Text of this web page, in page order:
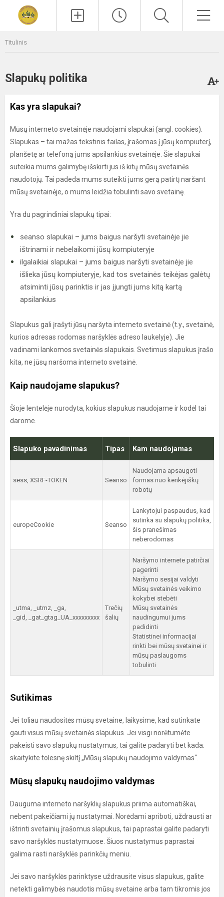
Titulinis
Slapukų politika
Kas yra slapukai?
Mūsų interneto svetainėje naudojami slapukai (angl. cookies).
Slapukas – tai mažas tekstinis failas, įrašomas į jūsų kompiuterį,
planšetę ar telefoną jums apsilankius svetainėje. Šie slapukai
suteikia mums galimybę išskirti jus iš kitų mūsų svetainės
naudotojų. Tai padeda mums suteikti jums gerą patirtį naršant
mūsų svetainėje, o mums leidžia tobulinti savo svetainę.
Yra du pagrindiniai slapukų tipai:
seanso slapukai – jums baigus naršyti svetainėje jie
ištrinami ir nebelaikomi jūsų kompiuteryje
ilgalaikiai slapukai – jums baigus naršyti svetainėje jie
išlieka jūsų kompiuteryje, kad tos svetainės teikėjas galėtų
atsiminti jūsų parinktis ir jas įjungti jums kitą kartą
apsilankius
Slapukus gali įrašyti jūsų naršyta interneto svetainė (t.y., svetainė,
kurios adresas rodomas naršyklės adreso laukelyje). Jie
vadinami lankomos svetainės slapukais. Svetimus slapukus įrašo
kita, ne jūsų naršoma interneto svetainė.
Kaip naudojame slapukus?
Šioje lentelėje nurodyta, kokius slapukus naudojame ir kodėl tai
darome.
Slapuko pavadinimas Tipas Kam naudojamas
sess, XSRF-TOKEN Seanso
Naudojama apsaugoti
formas nuo kenkėjiškų
robotų
europeCookie Seanso
Lankytojui paspaudus, kad
sutinka su slapukų politika,
šis pranešimas
neberodomas
_utma, _utmz, _ga,
_gid, _gat_gtag_UA_xxxxxxxxx
Trečių
šalių
Naršymo internete patirčiai
pagerinti
Naršymo sesijai valdyti
Mūsų svetainės veikimo
kokybei stebėti
Mūsų svetainės
naudingumui jums
padidinti
Statistinei informacijai
rinkti bei mūsų svetainei ir
mūsų paslaugoms
tobulinti
Sutikimas
Jei toliau naudositės mūsų svetaine, laikysime, kad sutinkate
gauti visus mūsų svetainės slapukus. Jei visgi norėtumėte
pakeisti savo slapukų nustatymus, tai galite padaryti bet kada:
skaitykite tolesnę skiltį „Mūsų slapukų naudojimo valdymas“.
Mūsų slapukų naudojimo valdymas
Dauguma interneto naršyklių slapukus priima automatiškai,
nebent pakeičiami jų nustatymai. Norėdami apriboti, uždrausti ar
ištrinti svetainių įrašomus slapukus, tai paprastai galite padaryti
savo naršyklės nustatymuose. Šiuos nustatymus paprastai
galima rasti naršyklės parinkčių meniu.
Jei savo naršyklės parinktyse uždrausite visus slapukus, galite
netekti galimybės naudotis mūsų svetaine arba tam tikromis jos